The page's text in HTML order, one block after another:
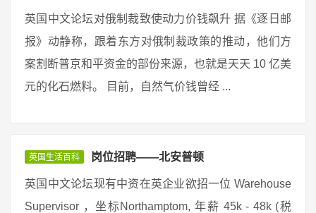
英国中文论坛对俄制裁致使动力价钱飙升 据《逐日邮
报》动静称，跟着东方对俄制裁政策的推动，他们方
案割断普京和平资金的部份来源，也就是天天 10 亿美
元的化石燃料。 目前，自然气价钱曾经 ...
英国生活百科 岗位招聘——北安普顿
英国中文论坛现有中资在英企业欲招一位 Warehouse
Supervisor ，坐标Northamptom, 年薪 45k - 48k (税